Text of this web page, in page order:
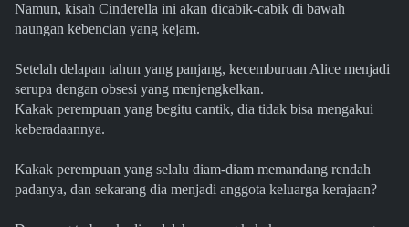
Namun, kisah Cinderella ini akan dicabik-cabik di bawah
naungan kebencian yang kejam.
Setelah delapan tahun yang panjang, kecemburuan Alice menjadi
serupa dengan obsesi yang menjengkelkan.
Kakak perempuan yang begitu cantik, dia tidak bisa mengakui
keberadaannya.
Kakak perempuan yang selalu diam-diam memandang rendah
padanya, dan sekarang dia menjadi anggota keluarga kerajaan?